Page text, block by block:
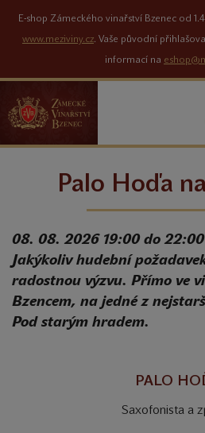
E-shop Zámeckého vinařství Bzenec od
www.meziviny.cz. Vaše původní
informací na
Palo Hoďa
08. 08. 2026 19:00 do 22:00
Jakýkoliv hudební
radostnou výzvu. Přímo ve
Bzencem, na jedné z
Pod starým hradem.
PALO
Saxofonista a